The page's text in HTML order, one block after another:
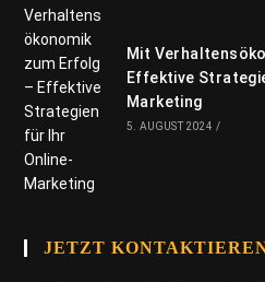
Mit
Effektive
Marketing
5. AUGUST 2024 /
JETZT